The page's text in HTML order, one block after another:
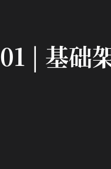
01 | 基础